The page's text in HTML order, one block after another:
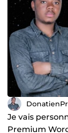
Je vais
Premium